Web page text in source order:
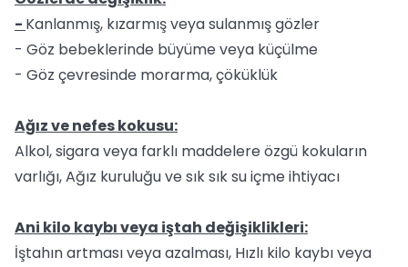
- Kanlanmış, kızarmış veya sulanmış gözler
- Göz bebeklerinde büyüme veya küçülme
- Göz çevresinde morarma, çöküklük
Ağız ve nefes kokusu:
Alkol, sigara veya farklı maddelere özgü kokuların
varlığı, Ağız kuruluğu ve sık sık su içme ihtiyacı
Ani kilo kaybı veya iştah değişiklikleri:
İştahın artması veya azalması, Hızlı kilo kaybı veya